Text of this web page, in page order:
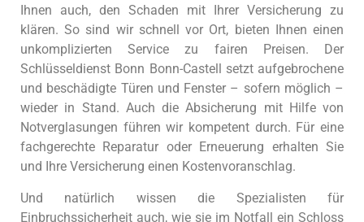
Ihnen auch, den Schaden mit Ihrer Versicherung zu
klären. So sind wir schnell vor Ort, bieten Ihnen einen
unkomplizierten Service zu fairen Preisen. Der
Schlüsseldienst Bonn Bonn-Castell setzt aufgebrochene
und beschädigte Türen und Fenster – sofern möglich –
wieder in Stand. Auch die Absicherung mit Hilfe von
Notverglasungen führen wir kompetent durch. Für eine
fachgerechte Reparatur oder Erneuerung erhalten Sie
und Ihre Versicherung einen Kostenvoranschlag.
Und natürlich wissen die Spezialisten für
Einbruchssicherheit auch, wie sie im Notfall ein Schloss